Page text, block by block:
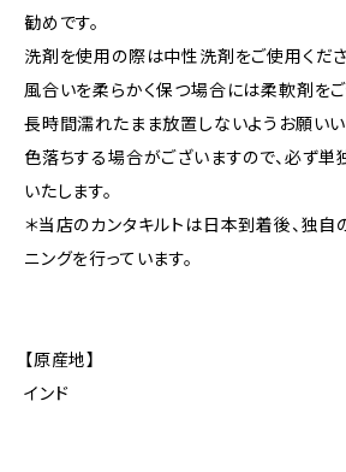
勧めです。
洗剤を使用の際は中性洗剤をご使用くださ
風合いを柔らかく保つ場合には柔軟剤をご
長時間濡れたまま放置しないようお願いい
色落ちする場合がございますので、必ず
いたします。
＊当店のカンタキルトは日本到着後、独自
ニングを行っています。
【原産地】
インド